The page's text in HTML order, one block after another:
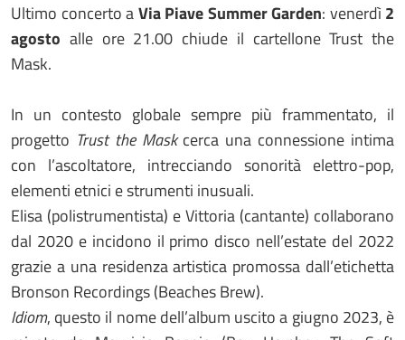
Ultimo concerto aVia Piave Summer Garden: venerdì 2
agosto alle ore 21.00 chiude il cartellone Trust the
Mask.
In un contesto globale sempre più frammentato, il
progetto Trust the Maskcerca una connessione intima
con l’ascoltatore, intrecciando sonorità elettro-pop,
elementi etnici e strumenti inusuali.
Elisa (polistrumentista) e Vittoria (cantante) collaborano
dal 2020 e incidono il primo disco nell’estate del 2022
grazie a una residenza artistica promossa dall’etichetta
Bronson Recordings (Beaches Brew).
Idiom, questo il nome dell’album uscito a giugno 2023, è